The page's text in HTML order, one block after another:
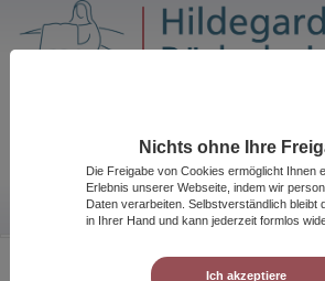
Nichts ohne Ihre
Die Freigabe von Cookies ermöglicht Ihnen
Erlebnis unserer Webseite, indem wir
Daten verarbeiten. Selbstverständlich bleibt
in Ihrer Hand und kann jederzeit formlos
Ich akzeptiere
Kontakt Impressum
Internetkompetenz_fuer_Eltern-